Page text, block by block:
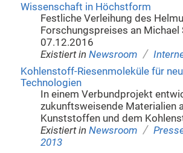
Wissenschaft in Höchstform
Festliche Verleihung des
Forschungspreises an Michael
07.12.2016
Existiert in Newsroom /
Kohlenstoff-Riesenmoleküle für
Technologien
In einem Verbundprojekt
zukunftsweisende Materialien
Kunststoffen und dem
Existiert in Newsroom /
2013